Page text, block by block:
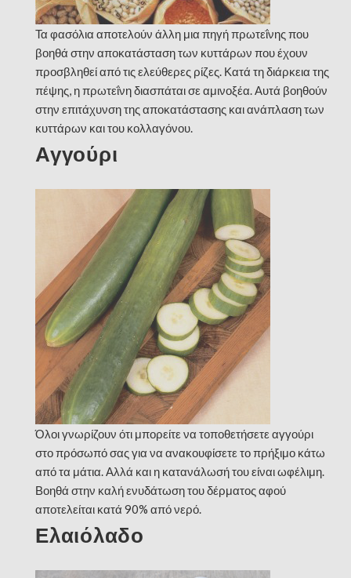
Τα φασόλια αποτελούν άλλη μια πηγή πρωτεΐνης που
βοηθά στην αποκατάσταση των κυττάρων που έχουν
προσβληθεί από τις ελεύθερες ρίζες. Κατά τη διάρκεια της
πέψης, η πρωτεΐνη διασπάται σε αμινοξέα. Αυτά βοηθούν
στην επιτάχυνση της αποκατάστασης και ανάπλαση των
κυττάρων και του κολλαγόνου.
Αγγούρι
Όλοι γνωρίζουν ότι μπορείτε να τοποθετήσετε αγγούρι
στο πρόσωπό σας για να ανακουφίσετε το πρήξιμο κάτω
από τα μάτια. Αλλά και η κατανάλωσή του είναι ωφέλιμη.
Βοηθά στην καλή ενυδάτωση του δέρματος αφού
αποτελείται κατά 90% από νερό.
Ελαιόλαδο